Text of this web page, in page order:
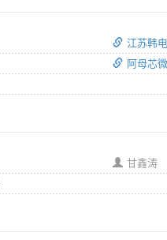
江苏韩
阿母芯
甘鑫涛